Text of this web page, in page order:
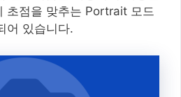
초점을 맞추는 Portrait 모드
어 있습니다.